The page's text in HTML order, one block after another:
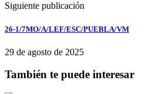
Siguiente publicación
26-1/7MO/A/LEF/ESC/PUEBLA/VM
29 de agosto de 2025
También te puede interesar